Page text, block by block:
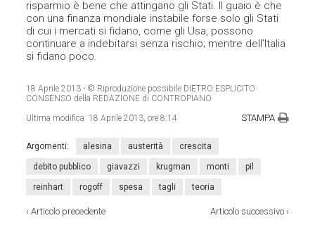
risparmio è bene che attingano gli Stati. Il guaio è che
con una finanza mondiale instabile forse solo gli Stati
di cui i mercati si fidano, come gli Usa, possono
continuare a indebitarsi senza rischio; mentre dell’Italia
si fidano poco.
18 Aprile 2013 - © Riproduzione possibile DIETRO ESPLICITO
CONSENSO della REDAZIONE di CONTROPIANO
Ultima modifica: 18 Aprile 2013, ore 8:14 STAMPA
Argomenti: alesina austerità crescita
debito pubblico giavazzi krugman monti pil
reinhart rogoff spesa tagli teoria
‹Articolo precedente Articolo successivo›